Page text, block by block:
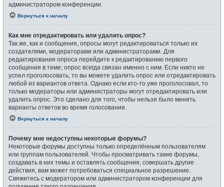
администратором конференции.
Вернуться к началу
Как мне отредактировать или удалить опрос?
Так же, как и сообщения, опросы могут редактироваться только их
создателями, модераторами или администраторами. Для
редактирования опроса перейдите к редактированию первого
сообщения в теме; опрос всегда связан именно с ним. Если никто не
успел проголосовать, то вы можете удалить опрос или отредактировать
любой из вариантов ответа. Однако если кто-то уже проголосовал, то
только модераторы или администраторы могут отредактировать или
удалить опрос. Это сделано для того, чтобы нельзя было менять
варианты ответов во время голосования.
Вернуться к началу
Почему мне недоступны некоторые форумы?
Некоторые форумы доступны только определённым пользователям
или группам пользователей. Чтобы просматривать такие форумы,
создавать в них темы и оставлять сообщения, совершать другие
действия, вам может потребоваться специальное разрешение.
Свяжитесь с модератором или администратором конференции для